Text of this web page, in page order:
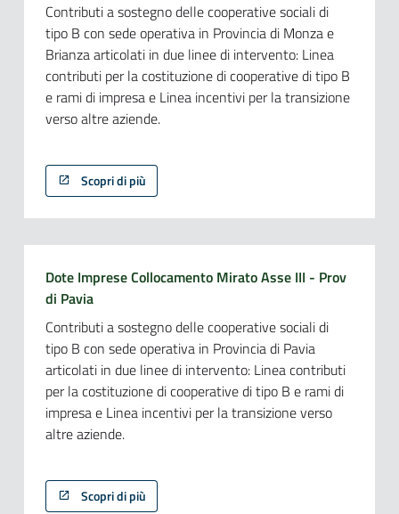
Contributi a sostegno delle cooperative sociali di
tipo B con sede operativa in Provincia di Monza e
Brianza articolati in due linee di intervento: Linea
contributi per la costituzione di cooperative di tipo B
e rami di impresa e Linea incentivi per la transizione
verso altre aziende.
Scopri di più
Dote Imprese Collocamento Mirato Asse III - Prov
di Pavia
Contributi a sostegno delle cooperative sociali di
tipo B con sede operativa in Provincia di Pavia
articolati in due linee di intervento: Linea contributi
per la costituzione di cooperative di tipo B e rami di
impresa e Linea incentivi per la transizione verso
altre aziende.
Scopri di più